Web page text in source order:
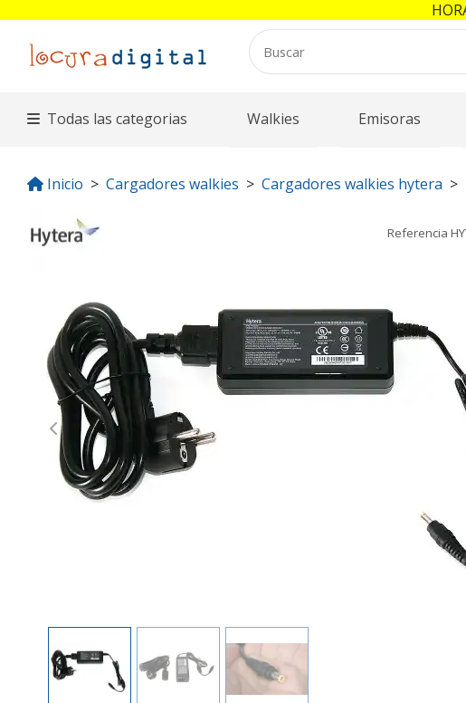
Todas las categorias Walkies Emisoras
Inicio Cargadores walkies Cargadores walkies hytera
Referencia
Previous